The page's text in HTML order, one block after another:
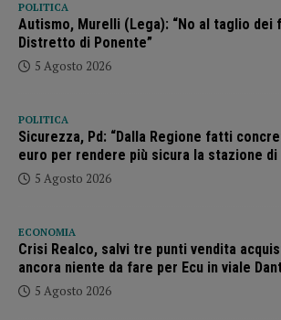
POLITICA
Autismo, Murelli (Lega): “No al taglio dei
Distretto di Ponente”
5 Agosto 2026
POLITICA
Sicurezza, Pd: “Dalla Regione fatti
euro per rendere più sicura la stazione di
5 Agosto 2026
ECONOMIA
Crisi Realco, salvi tre punti vendita
ancora niente da fare per Ecu in viale
5 Agosto 2026